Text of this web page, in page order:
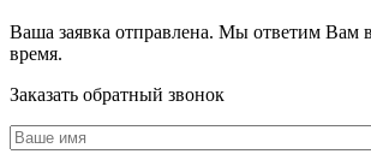
Ваша заявка отправлена. Мы ответим Вам
время.
Заказать обратный звонок